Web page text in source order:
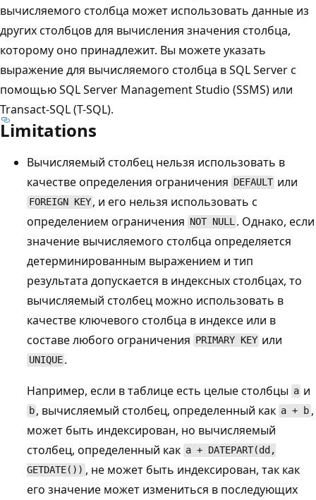
вычисляемого столбца может использовать данные из
других столбцов для вычисления значения столбца,
которому оно принадлежит. Вы можете указать
выражение для вычисляемого столбца в SQL Server с
помощью SQL Server Management Studio (SSMS) или
Transact-SQL (T-SQL).
Limitations
Вычисляемый столбец нельзя использовать в
качестве определения ограничения DEFAULT или
FOREIGN KEY , и его нельзя использовать с
определением ограничения NOT NULL . Однако, если
значение вычисляемого столбца определяется
детерминированным выражением и тип
результата допускается в индексных столбцах, то
вычисляемый столбец можно использовать в
качестве ключевого столбца в индексе или в
составе любого ограничения PRIMARY KEY или
UNIQUE .
Например, если в таблице есть целые столбцы a и
b , вычисляемый столбец, определенный как a + b,
может быть индексирован, но вычисляемый
столбец, определенный как a + DATEPART(dd,
GETDATE()) , не может быть индексирован, так как
его значение может измениться в последующих